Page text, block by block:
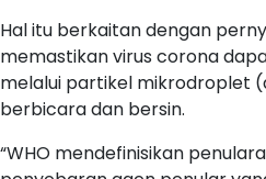
Hal itu berkaitan dengan
memastikan virus corona
melalui partikel mikrodroplet
berbicara dan bersin.
“WHO mendefinisikan